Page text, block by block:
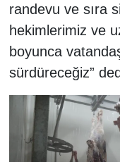
randevu ve sıra
hekimlerimiz ve
boyunca
sürdüreceğiz”